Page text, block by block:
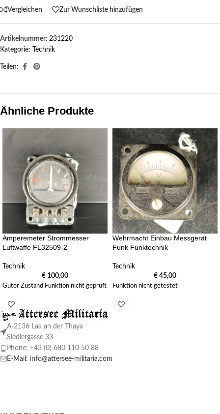
Vergleichen Zur Wunschliste hinzufügen
Artikelnummer: 231220
Kategorie:
Technik
Teilen:
Ähnliche Produkte
Amperemeter Strommesser
Luftwaffe FL32509-2
Technik
€ 100,00
Guter Zustand Funktion nicht geprüft
Wehrmacht Einbau Messgerät
Funk Funktechnik
Technik
€ 45,00
Funktion nicht getestet
A-2136 Laa an der Thaya
Siedlergasse 33
Phone: +43 (0) 680 110 50 88
E-Mail: info@attersee-militaria.com